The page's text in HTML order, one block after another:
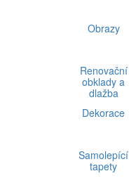
Obrazy
Renovační
obklady a
dlažba
Dekorace
Samolepící
tapety